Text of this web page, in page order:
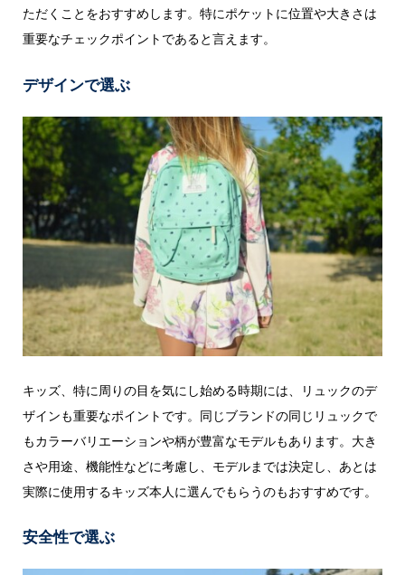
ただくことをおすすめします。特にポケットに位置や大きさは
重要なチェックポイントであると言えます。
デザインで選ぶ
キッズ、特に周りの目を気にし始める時期には、リュックのデ
ザインも重要なポイントです。同じブランドの同じリュックで
もカラーバリエーションや柄が豊富なモデルもあります。大き
さや用途、機能性などに考慮し、モデルまでは決定し、あとは
実際に使用するキッズ本人に選んでもらうのもおすすめです。
安全性で選ぶ